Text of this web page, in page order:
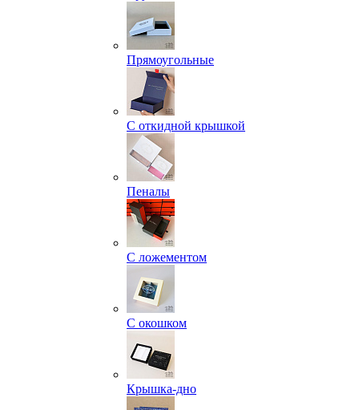
Прямоугольные
С откидной крышкой
Пеналы
С ложементом
С окошком
Крышка-дно